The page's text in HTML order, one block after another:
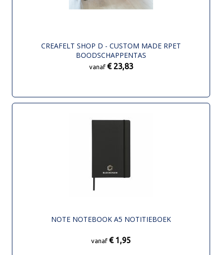
CREAFELT SHOP D - CUSTOM MADE RPET
BOODSCHAPPENTAS
vanaf € 23,83
NOTE NOTEBOOK A5 NOTITIEBOEK
vanaf € 1,95